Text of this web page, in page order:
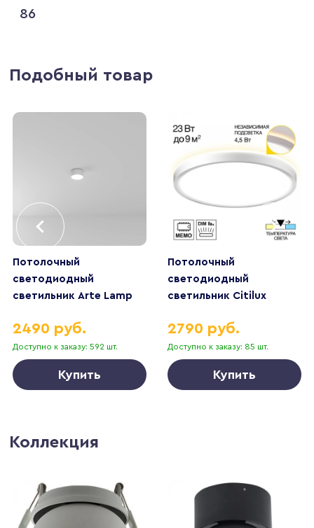
86
Подобный товар
Потолочный
светодиодный
светильник Arte Lamp
Доступно к заказу: 592 шт.
2490 руб.
Купить
Потолочный
светодиодный
светильник Citilux
Доступно к заказу: 85 шт.
2790 руб.
Купить
Коллекция